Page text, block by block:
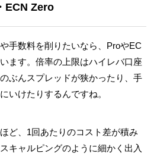
ECN Zero
手数料を削りたいなら、ProやEC
ます。倍率の上限はハイレバ口座
ぶんスプレッドが狭かったり、手
いけたりするんですね。
ど、1回あたりのコスト差が積み
キャルピングのように細かく出入